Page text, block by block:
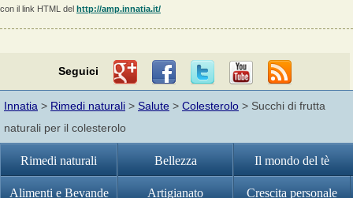
con il link HTML del http://amp.innatia.it/
Seguici
Innatia > Rimedi naturali > Salute > Colesterolo > Succhi di frutta
naturali per il colesterolo
Rimedi naturali Bellezza Il mondo del tè
Alimenti e Bevande Artigianato Crescita personale